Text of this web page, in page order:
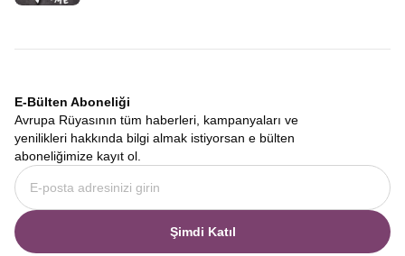
E-Bülten Aboneliği
Avrupa Rüyasının tüm haberleri, kampanyaları ve
yenilikleri hakkında bilgi almak istiyorsan e bülten
aboneliğimize kayıt ol.
Şimdi Katıl